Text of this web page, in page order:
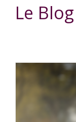
Le Blog